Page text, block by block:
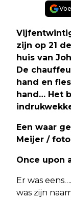
zijn op 21
huis van
De
hand en
hand… Het
Een waar
Meijer /
Once upon
Er was
was zijn